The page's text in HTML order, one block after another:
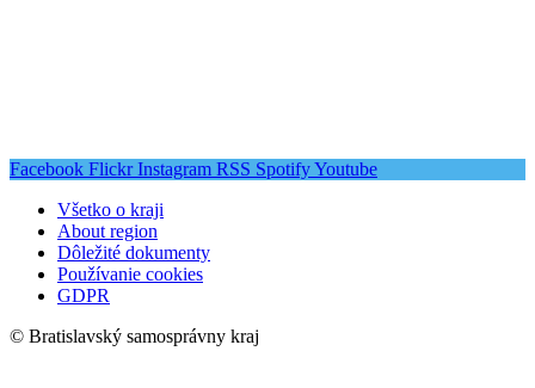
Facebook Flickr Instagram RSS SpotifyYoutube
Všetko o kraji
About region
Dôležité dokumenty
Používanie cookies
GDPR
© Bratislavský samosprávny kraj